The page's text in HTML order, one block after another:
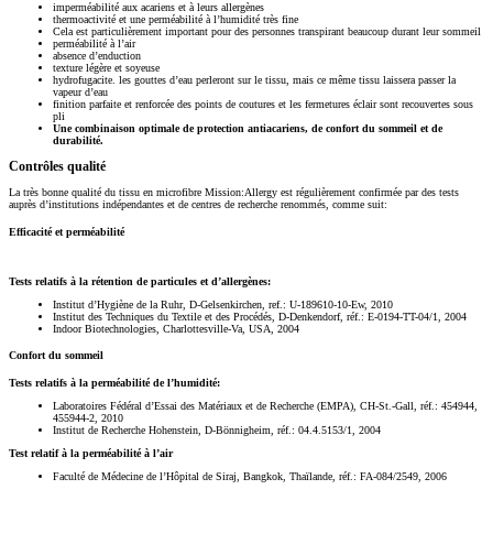
imperméabilité aux acariens et à leurs allergènes
thermoactivité et une perméabilité à l’humidité très fine
Cela est particulièrement important pour des personnes transpirant beaucoup durant leur sommeil
perméabilité à l’air
absence d’enduction
texture légère et soyeuse
hydrofugacite. les gouttes d’eau perleront sur le tissu, mais ce même tissu laissera passer la
vapeur d’eau
finition parfaite et renforcée des points de coutures et les fermetures éclair sont recouvertes sous
pli
Une combinaison optimale de protection antiacariens, de confort du sommeil et de
durabilité.
Contrôles qualité
La très bonne qualité du tissu en microfibre Mission:Allergy est régulièrement confirmée par des tests
auprès d’institutions indépendantes et de centres de recherche renommés, comme suit:
Efficacité et perméabilité
Tests relatifs à la rétention de particules et d’allergènes:
Institut d’Hygiène de la Ruhr, D-Gelsenkirchen, ref.: U-189610-10-Ew, 2010
Institut des Techniques du Textile et des Procédés, D-Denkendorf, réf.: E-0194-TT-04/1, 2004
Indoor Biotechnologies, Charlottesville-Va, USA, 2004
Confort du sommeil
Tests relatifs à la perméabilité de l’humidité:
Laboratoires Fédéral d’Essai des Matériaux et de Recherche (EMPA), CH-St.-Gall, réf.: 454944,
455944-2, 2010
Institut de Recherche Hohenstein, D-Bönnigheim, réf.: 04.4.5153/1, 2004
Test relatif à la perméabilité à l’air
Faculté de Médecine de l’Hôpital de Siraj, Bangkok, Thaïlande, réf.: FA-084/2549, 2006